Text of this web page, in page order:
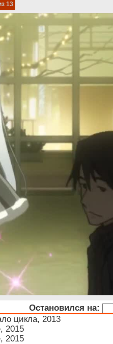
13
Остановился на:
цикла, 2013
2015
2015